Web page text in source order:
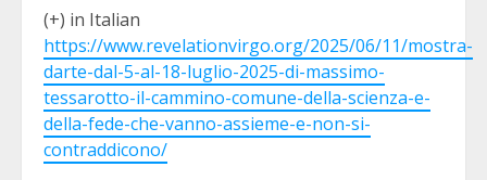
(+) in Italian
https://www.revelationvirgo.org/2025/06/11/mostra-
darte-dal-5-al-18-luglio-2025-di-massimo-
tessarotto-il-cammino-comune-della-scienza-e-
della-fede-che-vanno-assieme-e-non-si-
contraddicono/